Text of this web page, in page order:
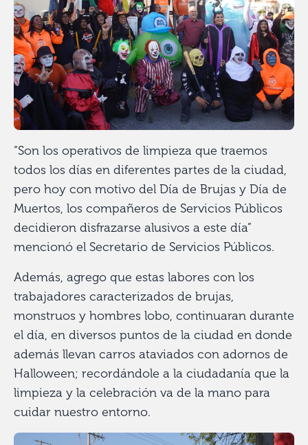
“Son los operativos de limpieza que traemos
todos los días en diferentes partes de la ciudad,
pero hoy con motivo del Día de Brujas y Día de
Muertos, los compañeros de Servicios Públicos
decidieron disfrazarse alusivos a este día”
mencionó el Secretario de Servicios Públicos.
Además, agrego que estas labores con los
trabajadores caracterizados de brujas,
monstruos y hombres lobo, continuaran durante
el día, en diversos puntos de la ciudad en donde
además llevan carros ataviados con adornos de
Halloween; recordándole a la ciudadanía que la
limpieza y la celebración va de la mano para
cuidar nuestro entorno.